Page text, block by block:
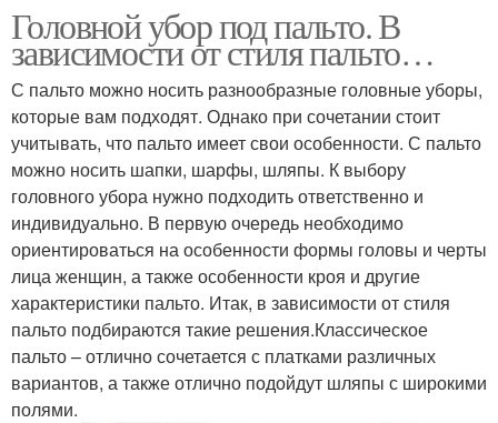
Головной убор под пальто. В
зависимости от стиля пальто…
С пальто можно носить разнообразные головные уборы,
которые вам подходят. Однако при сочетании стоит
учитывать, что пальто имеет свои особенности. С пальто
можно носить шапки, шарфы, шляпы. К выбору
головного убора нужно подходить ответственно и
индивидуально. В первую очередь необходимо
ориентироваться на особенности формы головы и черты
лица женщин, а также особенности кроя и другие
характеристики пальто. Итак, в зависимости от стиля
пальто подбираются такие решения.Классическое
пальто – отлично сочетается с платками различных
вариантов, а также отлично подойдут шляпы с широкими
полями.